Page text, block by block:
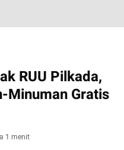
RUU Pilkada,
Minuman Gratis
1 menit